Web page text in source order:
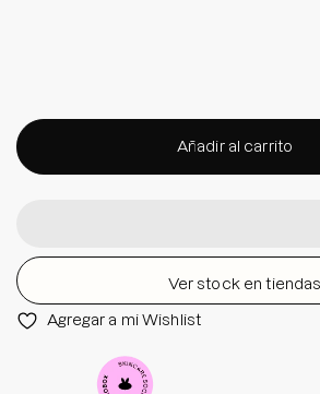
Añadir al carrito
Ver stock en tiendas
Agregar a mi Wishlist